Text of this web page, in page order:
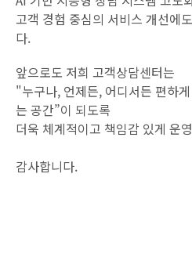
고객 경험 중심의 서비스 개선에
다.
앞으로도 저희 고객상담센터는
"누구나, 언제든, 어디서든 편하
는 공간”이 되도록
더욱 체계적이고 책임감 있게 운
감사합니다.